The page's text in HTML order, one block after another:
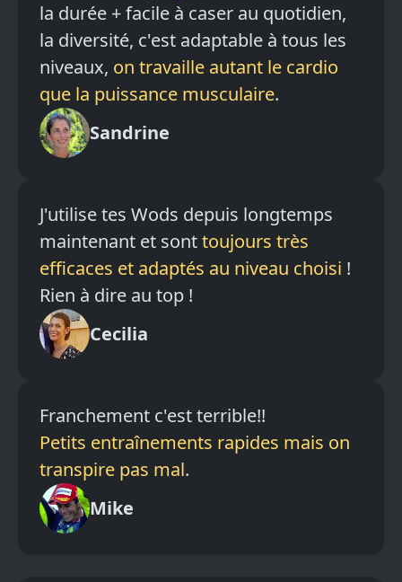
la durée + facile à caser au quotidien,
la diversité, c'est adaptable à tous les
niveaux, on travaille autant le cardio
que la puissance musculaire.
Sandrine
J'utilise tes Wods depuis longtemps
maintenant et sonttoujours très
efficaces et adaptés au niveau choisi !
Rien à dire au top !
Cecilia
Franchement c'est terrible!!
Petits entraînements rapides mais on
transpire pas mal.
Mike